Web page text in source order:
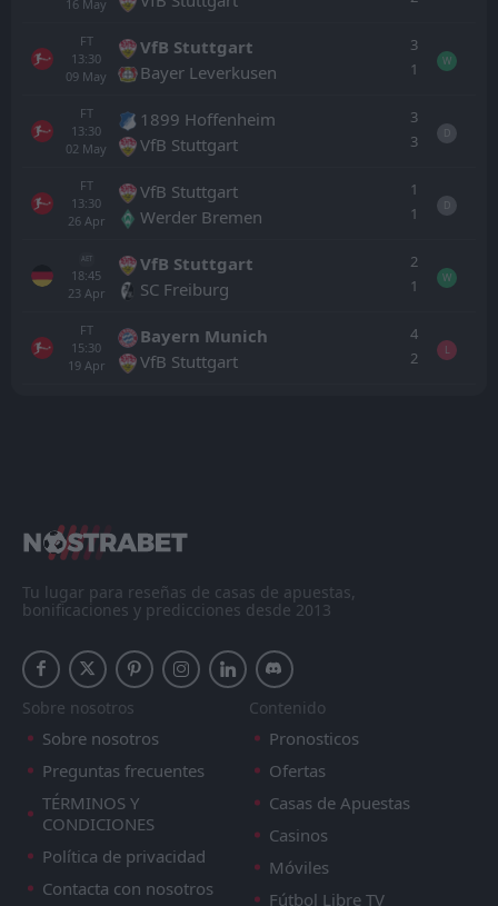
16 May
FT
13:30
09 May
VfB Stuttgart
Bayer Leverkusen
3
1
W
FT
13:30
02 May
1899 Hoffenheim
VfB Stuttgart
3
3
D
FT
13:30
26 Apr
VfB Stuttgart
Werder Bremen
1
1
D
AET
18:45
23 Apr
VfB Stuttgart
SC Freiburg
2
1
W
FT
15:30
19 Apr
Bayern Munich
VfB Stuttgart
4
2
L
30Aug
Werder Bremen
22Aug
SC Freiburg
10:30
Strasbourg
FT
14:00
24Jul
SC Freiburg
FT
19:00
20May
SC Freiburg
Aston Villa
Tu lugar para reseñas de casas de apuestas,
bonificaciones y predicciones desde 2013
Sobre nosotros
Sobre nosotros
Preguntas frecuentes
TÉRMINOS Y
CONDICIONES
Política de privacidad
Contacta con nosotros
Contenido
Pronosticos
Ofertas
Casas de Apuestas
Casinos
Móviles
Fútbol Libre TV